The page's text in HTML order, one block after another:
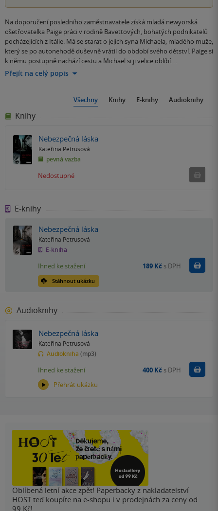
Na doporučení posledního zaměstnavatele získá mladá newyorská
ošetřovatelka Paige práci v rodině Bavettových, bohatých podnikatelů
pocházejících z Itálie. Má se starat o jejich syna Michaela, mladého muže,
který se po autonehodě duševně vrátil do období svého dětství. Paige si
k němu postupně nachází cestu a Michael si ji velice oblíbí.…
Přejít na celý popis
Všechny Knihy E-knihy Audioknihy
Knihy
Nebezpečná láska
Kateřina Petrusová
pevná vazba
Nedostupné
E-knihy
Nebezpečná láska
Kateřina Petrusová
E-kniha
Stáhnout ukázku
Ihned ke stažení 189 Kč s DPH Koupit
Audioknihy
Nebezpečná láska
Kateřina Petrusová
Audiokniha (mp3)
Přehrát ukázku
Ihned ke stažení 400 Kč s DPH Koupit
Oblíbená letní akce zpět! Paperbacky z nakladatelství
HOST teď koupíte na e-shopu i v prodejnách za ceny od
99 Kč!